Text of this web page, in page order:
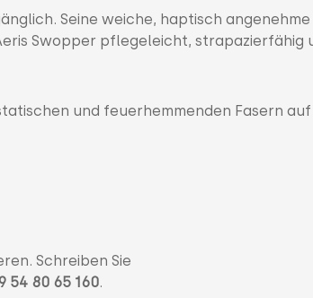
Seine weiche, haptisch angenehme
Swopper pflegeleicht, strapazierfähig
und feuerhemmenden Fasern
Schreiben Sie
54 80 65 160.